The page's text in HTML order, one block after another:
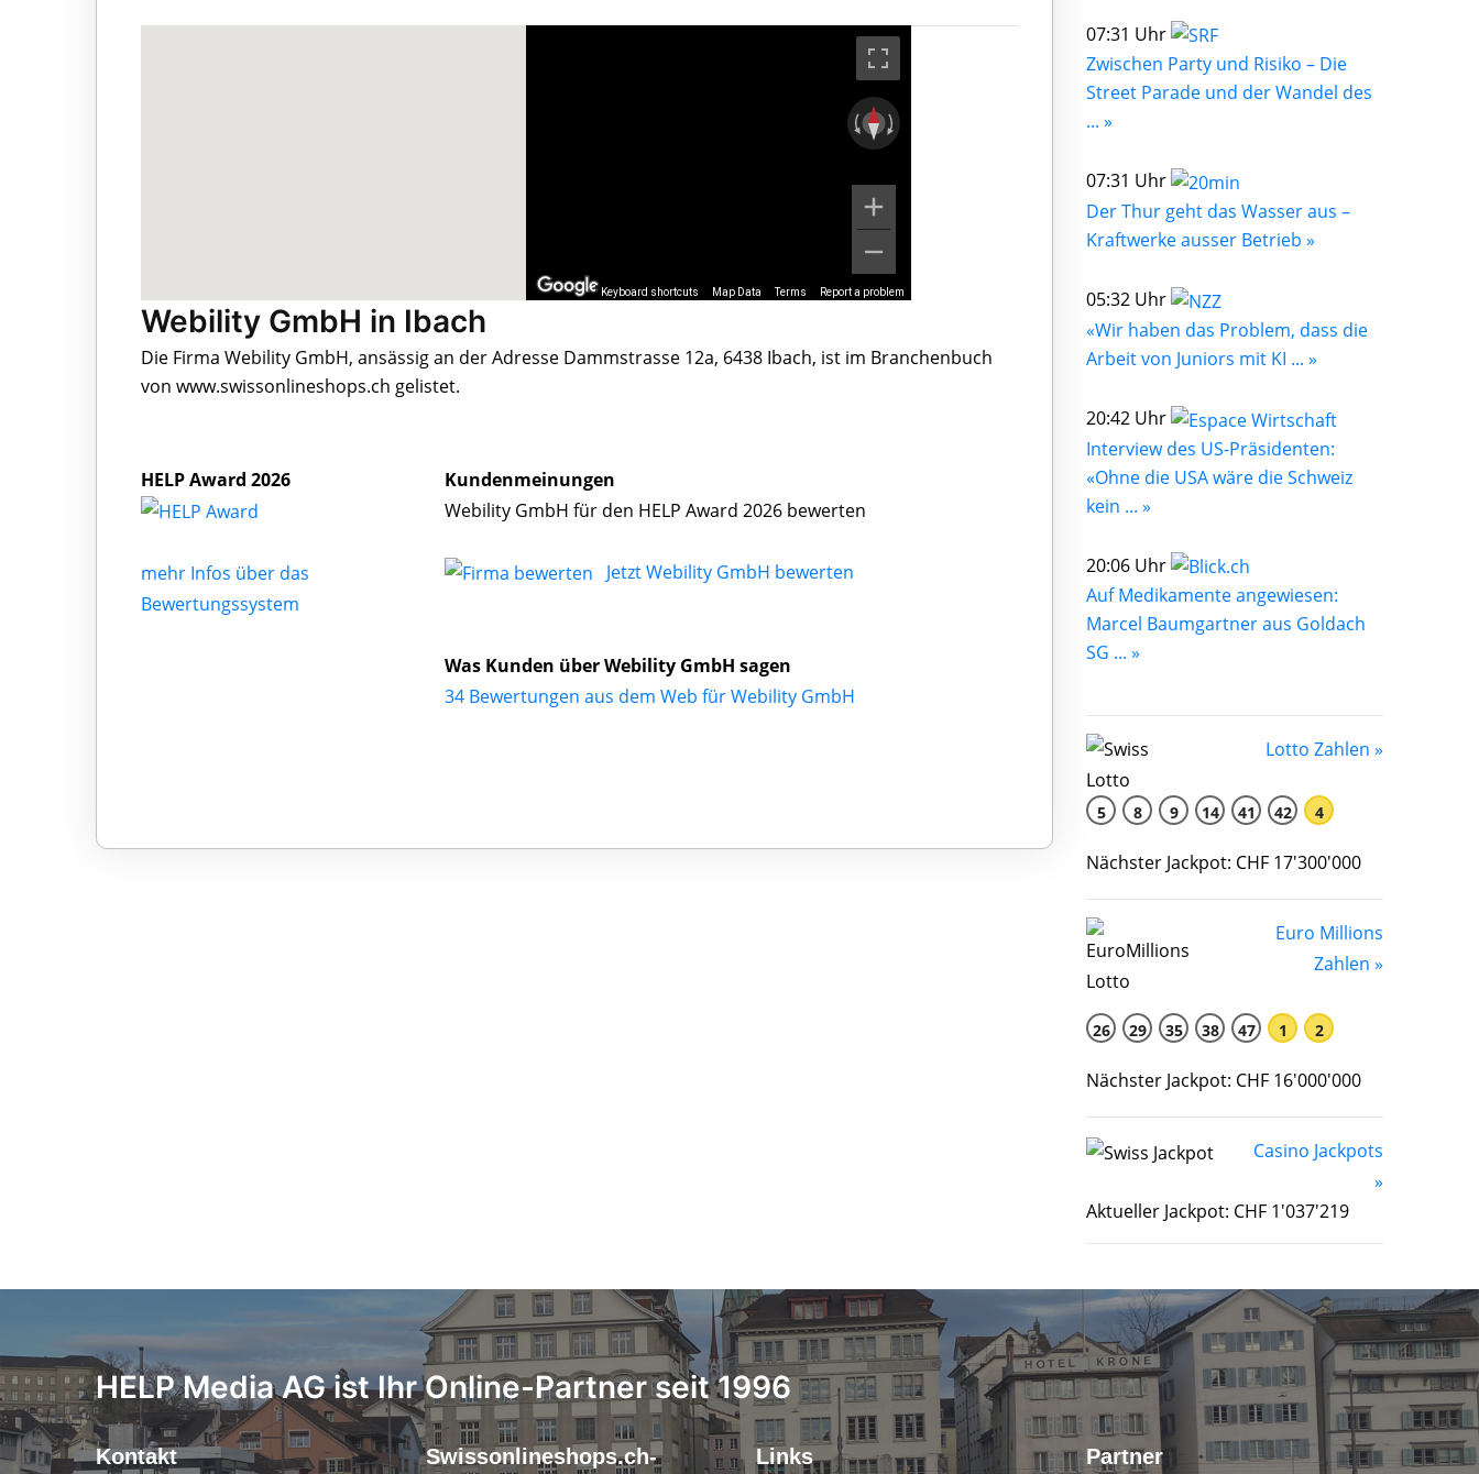
Keyboard shortcuts Map Data Terms Report a problem
Webility GmbH in Ibach
Die Firma Webility GmbH, ansässig an der Adresse Dammstrasse 12a, 6438 Ibach, ist im Branchenbuch
von www.swissonlineshops.ch gelistet.
HELP Award 2026
mehr Infos über das
Bewertungssystem
Kundenmeinungen
Webility GmbH für den HELP Award 2026 bewerten
Jetzt Webility GmbH bewerten
Was Kunden über Webility GmbH sagen
34 Bewertungen aus dem Web für Webility GmbH
07:31 Uhr
Zwischen Party und Risiko – Die
Street Parade und der Wandel des
... »
07:31 Uhr
Der Thur geht das Wasser aus –
Kraftwerke ausser Betrieb »
05:32 Uhr
«Wir haben das Problem, dass die
Arbeit von Juniors mit KI ... »
20:42 Uhr
Interview des US-Präsidenten:
«Ohne die USA wäre die Schweiz
kein ... »
20:06 Uhr
Auf Medikamente angewiesen:
Marcel Baumgartner aus Goldach
SG ... »
Lotto Zahlen »
5 8 9 14 41 42 4
Nächster Jackpot: CHF 17'300'000
Euro Millions
Zahlen »
26 29 35 38 47 1 2
Nächster Jackpot: CHF 16'000'000
Casino Jackpots
»
Aktueller Jackpot: CHF 1'037'219
HELP Media AG ist Ihr Online-Partner seit 1996
Kontakt Swissonlineshops.ch- Links Partner